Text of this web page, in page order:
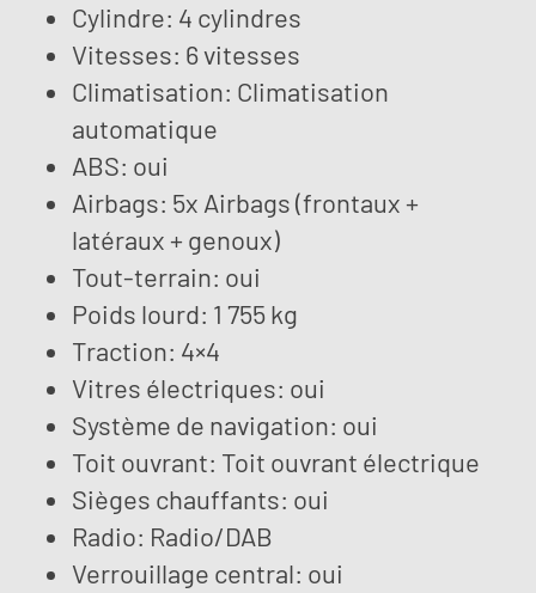
Cylindre: 4 cylindres
Vitesses: 6 vitesses
Climatisation: Climatisation
automatique
ABS: oui
Airbags: 5x Airbags (frontaux +
latéraux + genoux)
Tout-terrain: oui
Poids lourd: 1 755 kg
Traction: 4×4
Vitres électriques: oui
Système de navigation: oui
Toit ouvrant: Toit ouvrant électrique
Sièges chauffants: oui
Radio: Radio/DAB
Verrouillage central: oui